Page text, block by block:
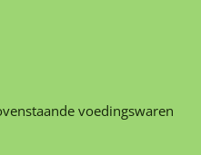
voedingswaren